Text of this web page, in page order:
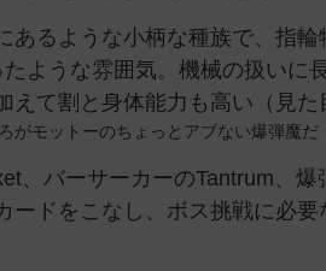
あるような小柄な種族で、指
ような雰囲気。機械の扱いに
て割と身体能力も高い（見た
がモットーのちょっとアブない爆弾魔だ
、バーサーカーのTantrum、
ードをこなし、ボス挑戦に必要